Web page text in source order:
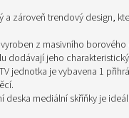
a zároveň trendový design,
z masivního
dodávají jeho
jednotka je vybavena 1
deska mediální skříňky je